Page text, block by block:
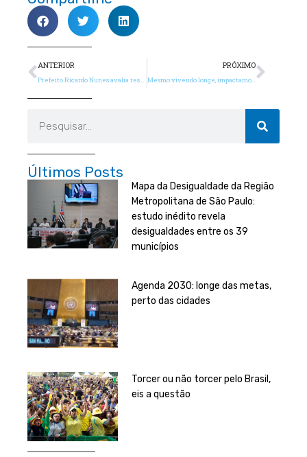
Anterior
ANTERIOR
Prefeito Ricardo Nunes avalia resultados da pesquisa Viver em São Paulo: qualidade de vida
PRÓXIMO
Mesmo vivendo longe, impactamos a Amazônia?
Últimos Posts
Mapa da Desigualdade da Região
Metropolitana de São Paulo:
estudo inédito revela
desigualdades entre os 39
municípios
Agenda 2030: longe das metas,
perto das cidades
Torcer ou não torcer pelo Brasil,
eis a questão